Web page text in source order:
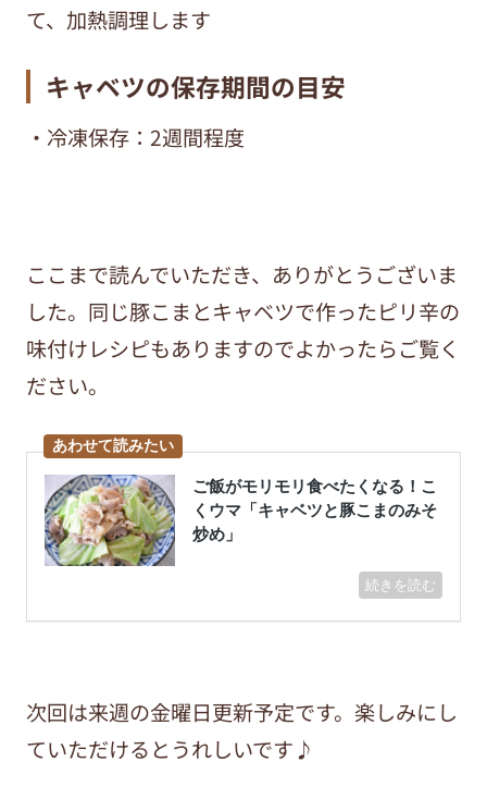
て、加熱調理します
キャベツの保存期間の目安
・冷凍保存：2週間程度
ここまで読んでいただき、ありがとうございま
した。同じ豚こまとキャベツで作ったピリ辛の
味付けレシピもありますのでよかったらご覧く
ださい。
次回は来週の金曜日更新予定です。楽しみにし
ていただけるとうれしいです♪